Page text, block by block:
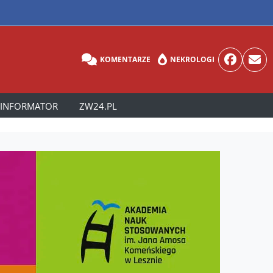
KOMENTARZE NEKROLOGI
INFORMATOR ZW24.PL